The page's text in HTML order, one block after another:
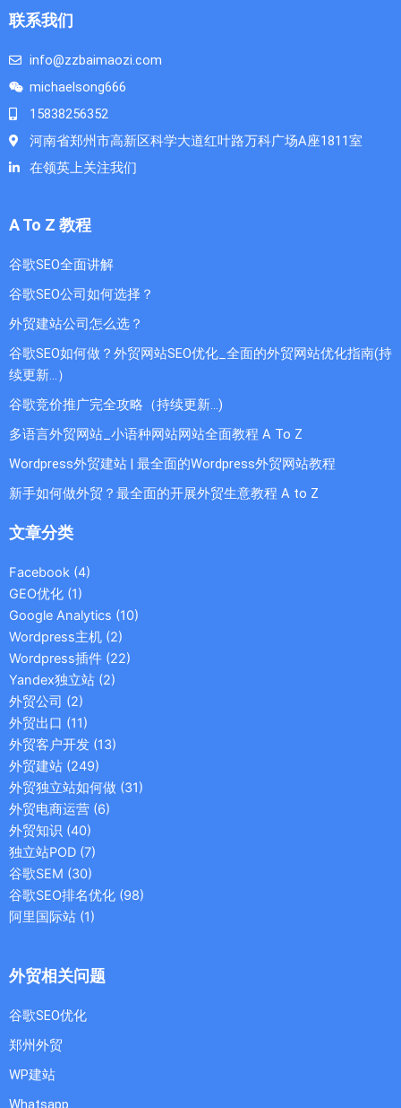
联系我们
info@zzbaimaozi.com
michaelsong666
15838256352
河南省郑州市高新区科学大道红叶路万科广场A座1811室
在领英上关注我们
A To Z 教程
谷歌SEO全面讲解
谷歌SEO公司如何选择？
外贸建站公司怎么选？
谷歌SEO如何做？外贸网站SEO优化_全面的外贸网站优化指南(持
续更新...）
谷歌竞价推广完全攻略（持续更新…)
多语言外贸网站_小语种网站网站全面教程 A To Z
Wordpress外贸建站 | 最全面的Wordpress外贸网站教程
新手如何做外贸？最全面的开展外贸生意教程 A to Z
文章分类
Facebook (4)
GEO优化 (1)
Google Analytics (10)
Wordpress主机 (2)
Wordpress插件 (22)
Yandex独立站 (2)
外贸公司 (2)
外贸出口 (11)
外贸客户开发 (13)
外贸建站 (249)
外贸独立站如何做 (31)
外贸电商运营 (6)
外贸知识 (40)
独立站POD (7)
谷歌SEM (30)
谷歌SEO排名优化 (98)
阿里国际站 (1)
外贸相关问题
谷歌SEO优化
郑州外贸
WP建站
Whatsapp